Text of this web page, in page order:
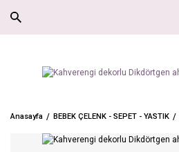
Anasayfa BEBEK ÇELENK - SEPET - YASTIK